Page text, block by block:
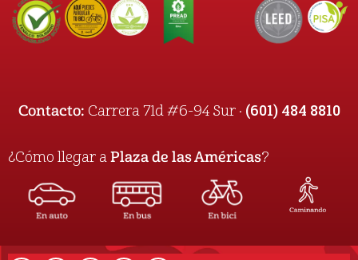
Contacto: Carrera 71d #6-94 Sur · (601) 484 8810
¿Cómo llegar a Plaza de las Américas?